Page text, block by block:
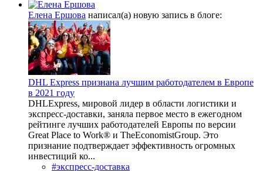
Елена Ершова написал(а) новую запись в блоге:
DHL Express признана лучшим работодателем в Европе
в 2021 году
DHLExpress, мировой лидер в области логистики и
экспресс-доставки, заняла первое место в ежегодном
рейтинге лучших работодателей Европы по версии
Great Place to Work® и TheEconomistGroup. Это
признание подтверждает эффективность огромных
инвестиций ко...
#экспресс-доставка